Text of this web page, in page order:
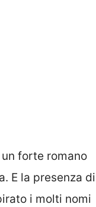
forte romano
E la presenza di
i molti nomi